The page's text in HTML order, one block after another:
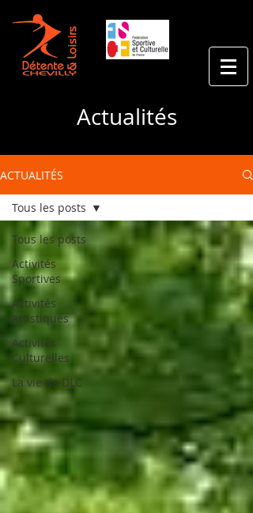
Actualités
ACTUALITÉS
Tous les posts
Activités
Sportives
Activités
artistiques
Activités
Culturelles
La vie de DLC
Tous les posts